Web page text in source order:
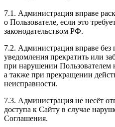
7.1. Администрация вправе
о Пользователе, если это
законодательством РФ.
7.2. Администрация вправе без
уведомления прекратить или
при нарушении Пользователем
а также при прекращении
неисправности.
7.3. Администрация не несёт
доступа к Сайту в случае
Соглашения.